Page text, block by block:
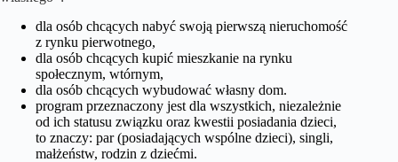
dla osób chcących nabyć swoją pierwszą nieruchomość
z rynku pierwotnego,
dla osób chcących kupić mieszkanie na rynku
społecznym, wtórnym,
dla osób chcących wybudować własny dom.
program przeznaczony jest dla wszystkich, niezależnie
od ich statusu związku oraz kwestii posiadania dzieci,
to znaczy: par (posiadających wspólne dzieci), singli,
małżeństw, rodzin z dziećmi.